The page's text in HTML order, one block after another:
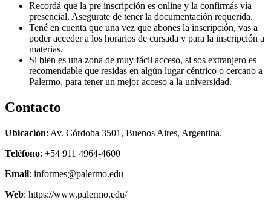
Recordá que la pre inscripción es online y la confirmás vía
presencial. Asegurate de tener la documentación requerida.
Tené en cuenta que una vez que abones la inscripción, vas a
poder acceder a los horarios de cursada y para la inscripción a
materias.
Si bien es una zona de muy fácil acceso, si sos extranjero es
recomendable que residas en algún lugar céntrico o cercano a
Palermo, para tener un mejor acceso a la universidad.
Contacto
Ubicación: Av. Córdoba 3501, Buenos Aires, Argentina.
Teléfono: +54 911 4964-4600
Email: informes@palermo.edu
Web: https://www.palermo.edu/